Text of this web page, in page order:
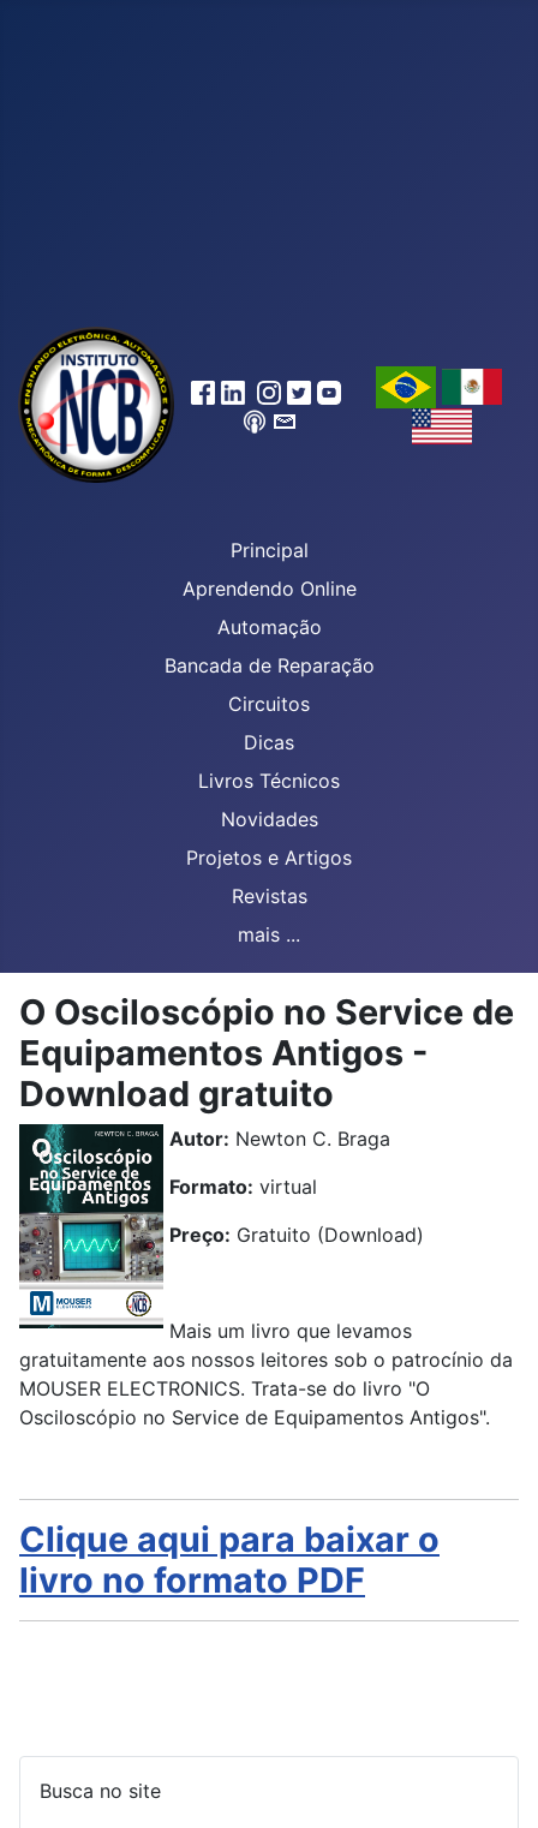
Principal
Aprendendo Online
Automação
Bancada de Reparação
Circuitos
Dicas
Livros Técnicos
Novidades
Projetos e Artigos
Revistas
mais ...
O Osciloscópio no Service de
Equipamentos Antigos -
Download gratuito
Autor: Newton C. Braga
Formato: virtual
Preço: Gratuito (Download)
Mais um livro que levamos
gratuitamente aos nossos leitores sob o patrocínio da
MOUSER ELECTRONICS. Trata-se do livro "O
Osciloscópio no Service de Equipamentos Antigos".
Clique aqui para baixar o
livro no formato PDF
Busca no site